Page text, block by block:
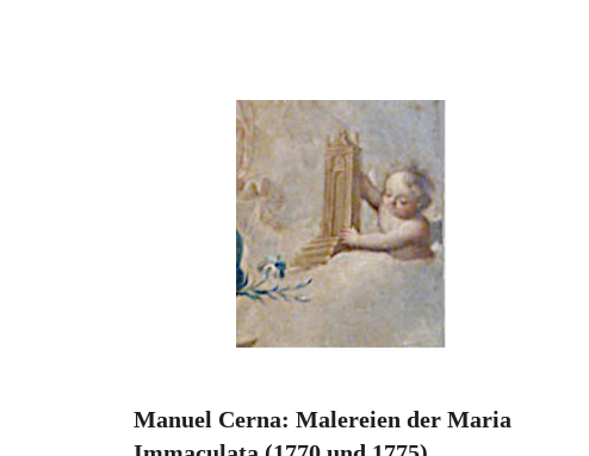
Manuel Cerna: Malereien der Maria